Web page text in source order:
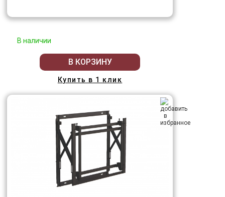
В наличии
В КОРЗИНУ
Купить в 1 клик